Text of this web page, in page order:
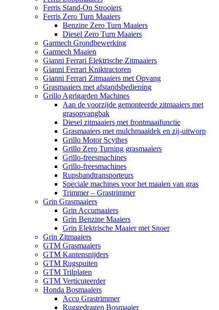
Ferris Stand-On Strooiers
Ferris Zero Turn Maaiers
Benzine Zero Turn Maaiers
Diesel Zero Turn Maaiers
Garmech Grondbewerking
Garmech Maaien
Gianni Ferrari Elektrische Zitmaaiers
Gianni Ferrari Kniktractoren
Gianni Ferrari Zitmaaiers met Opvang
Grasmaaiers met afstandsbediening
Grillo Agrigarden Machines
Aan de voorzijde gemonteerde zitmaaiers met
grasopvangbak
Diesel zitmaaiers met frontmaaifunctie
Grasmaaiers met mulchmaaidek en zij-uitworp
Grillo Motor Scythes
Grillo Zero Turning grasmaaiers
Grillo-freesmachines
Grillo-freesmachines
Rupsbandtransporteurs
Speciale machines voor het maaien van gras
Trimmer – Grastrimmer
Grin Grasmaaiers
Grin Accumaaiers
Grin Benzine Maaiers
Grin Elektrische Maaier met Snoer
Grin Zitmaaiers
GTM Grasmaaiers
GTM Kantensnijders
GTM Rugspuiten
GTM Trilplaten
GTM Verticuteerder
Honda Bosmaaiers
Accu Grastrimmer
Ruggedragen Bosmaaier